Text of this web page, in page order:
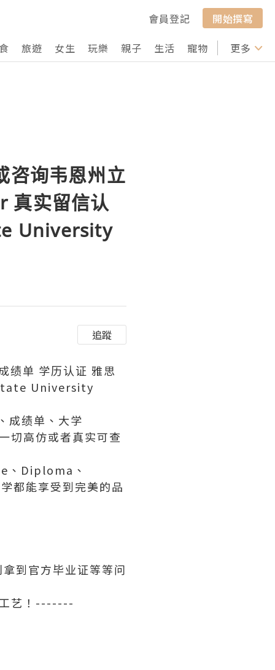
會員登記
開始撰寫
旅遊 女生 玩樂 親子 生活 寵物 行山 打卡
更多
咨询韦恩州立
真实留信认
University
追蹤
绩单 学历认证 雅思
University
成绩单、大学
切高仿或者真实可查
、Diploma、
都能享受到完美的品
到官方毕业证等等问
艺！-------